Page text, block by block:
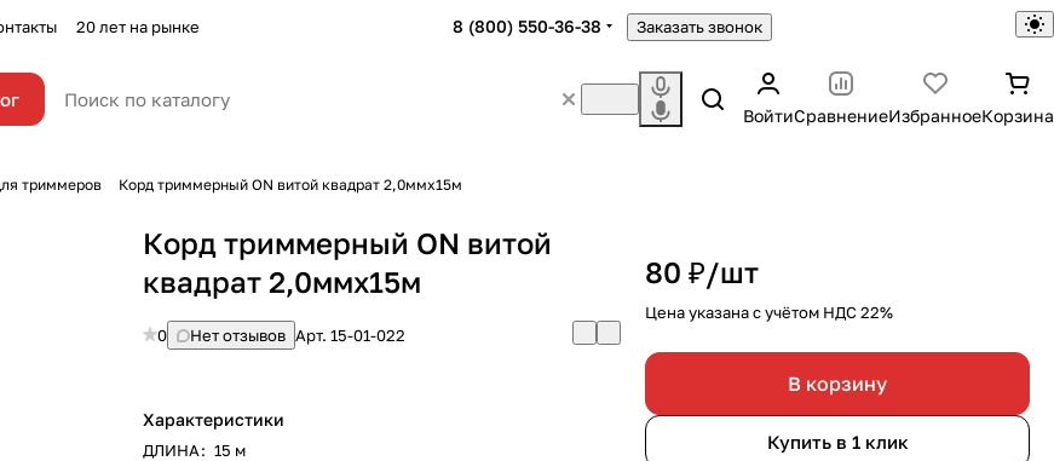
20 лет на рынке 8 (800) 550-36-38 Заказать звонок
ВойтиСравнениеИзбранноеКорзина
триммеров Корд триммерный ON витой квадрат 2,0ммх15м
Корд триммерный ON витой
квадрат 2,0ммх15м
0 Нет отзывов Арт.15-01-022
Характеристики
ДЛИНА: 15 м
80 ₽/шт
Цена указана с учётом НДС 22%
В корзину
Купить в 1 клик